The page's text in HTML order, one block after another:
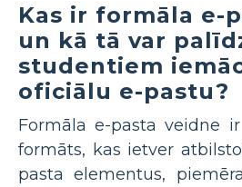
Kas ir formāla e-
un kā tā var
studentiem
oficiālu e-pastu?
Formāla e-pasta veidne
formāts, kas ietver
pasta elementus,